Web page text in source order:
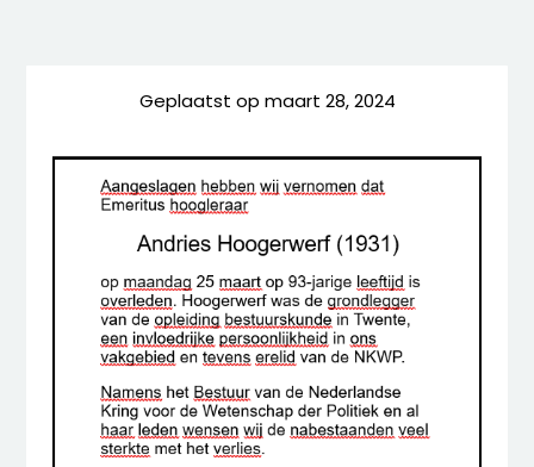
Geplaatst op maart 28, 2024